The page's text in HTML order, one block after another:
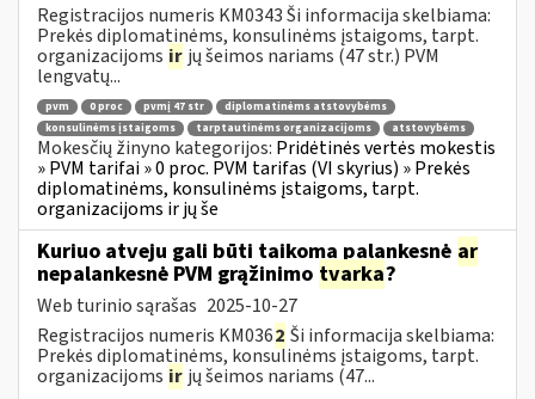
Registracijos numeris KM0343 Ši informacija skelbiama:
Prekės diplomatinėms, konsulinėms įstaigoms, tarpt.
organizacijoms ir jų šeimos nariams (47 str.) PVM
lengvatų...
pvm 0 proc pvmį 47 str
diplomatinėms atstovybėms
konsulinėms įstaigoms
tarptautinėms organizacijoms atstovybėms
Mokesčių žinyno kategorijos: Pridėtinės vertės mokestis
» PVM tarifai » 0 proc. PVM tarifas (VI skyrius) » Prekės
diplomatinėms, konsulinėms įstaigoms, tarpt.
organizacijoms ir jų še
Kuriuo atveju gali būti taikoma palankesnė ar
nepalankesnė PVM grąžinimo tvarka?
Web turinio sąrašas 2025-10-27
Registracijos numeris KM0362 Ši informacija skelbiama:
Prekės diplomatinėms, konsulinėms įstaigoms, tarpt.
organizacijoms ir jų šeimos nariams (47...